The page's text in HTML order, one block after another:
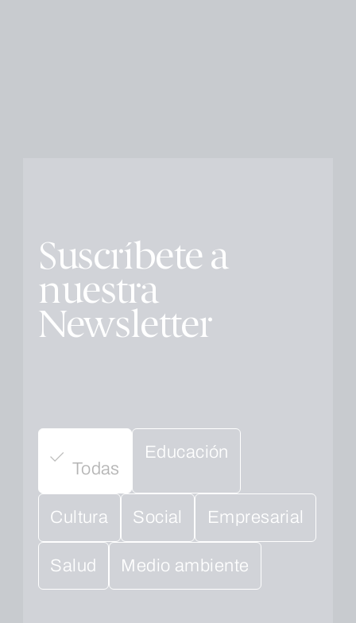
Suscríbete a
nuestra
Newsletter
Todas
Educación
Cultura Social Empresarial
Salud Medio ambiente